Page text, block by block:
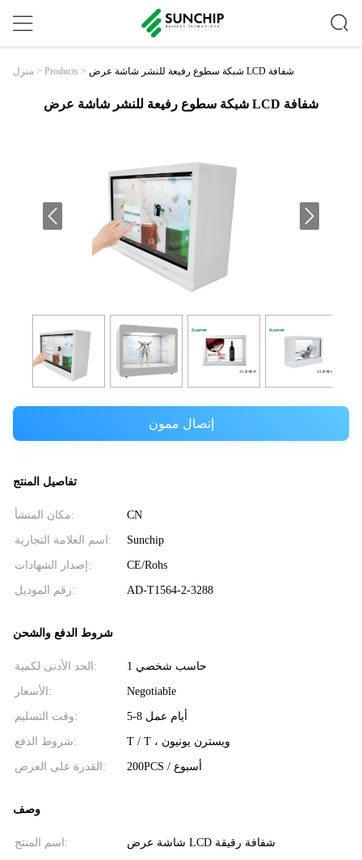
منزل > Products > شبكة سطوع رفيعة للنشر شاشة عرض LCD شفافة
شبكة سطوع رفيعة للنشر شاشة عرض LCD شفافة
إتصال ممون
تفاصيل المنتج
مكان المنشأ: CN
اسم العلامة التجارية: Sunchip
إصدار الشهادات: CE/Rohs
رقم الموديل: AD-T1564-2-3288
شروط الدفع والشحن
الحد الأدنى لكمية: حاسب شخصي 1
الأسعار: Negotiable
وقت التسليم: 5-8 أيام عمل
شروط الدفع: T / T ، ويسترن يونيون
القدرة على العرض: 200PCS / أسبوع
وصف
اسم المنتج: شاشة عرض LCD شفافة رقيقة